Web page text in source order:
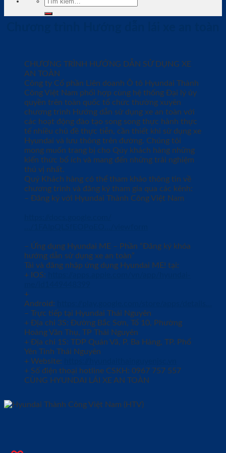
CHƯƠNG TRÌNH HƯỚNG DẪN SỬ DỤNG XE
AN TOÀN
Công ty Cổ phần Liên doanh Ô tô Hyundai Thành
Công Việt Nam phối hợp cùng hệ thống Đại lý ủy
quyền trên toàn quốc tổ chức thường xuyên
chương trình Hướng dẫn sử dụng xe an toàn với
các hoạt động đào tạo song song thực hành thực
tế nhiều chủ đề thực tiễn, cần thiết khi sử dụng xe
Hyundai và lưu thông trên đường. Chúng tôi
mong muốn trang bị cho Qúy khách hàng những
kiến thức bổ ích và mang đến những trải nghiệm
thú vị nhất.
Quý Khách hàng có thể tham khảo thông tin về
chương trình và đăng ký tham gia qua các kênh:
– Đăng ký với Hyundai Thành Công Việt Nam
– Ứng dụng Hyundai ME – Phần “Đăng ký khóa
hướng dẫn sử dụng xe an toàn”
Tải và đăng nhập ứng dụng Hyundai ME! tại:
+ IOS:
+
Android:
– Trực tiếp tại Hyundai Thái Nguyên
+ Địa chỉ 3S: Đường Bắc Sơn, Tổ 10, Phường
Hoàng Văn Thụ, TP Thái Nguyên
+ Địa chỉ 1S: TDP Quán Vã, P. Ba Hàng, TP. Phổ
Yên Tỉnh Thái Nguyên
+ Website:
+ Số điện thoại hotline CSKH: 0967 757 557
CÙNG HYUNDAI LÁI XE AN TOÀN